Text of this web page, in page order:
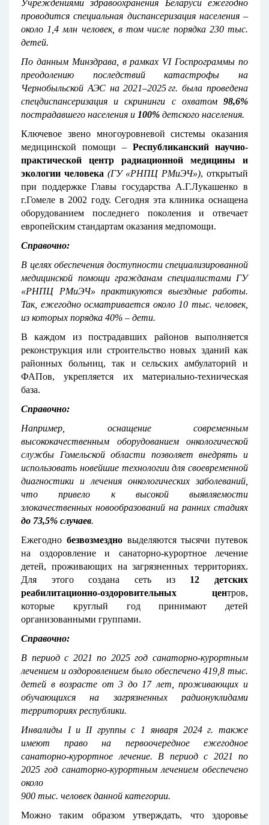
Учреждениями здравоохранения Беларуси ежегодно
проводится специальная диспансеризация населения –
около 1,4 млн человек, в том числе порядка 230 тыс.
детей.
По данным Минздрава, в рамках VI Госпрограммы по
преодолению последствий катастрофы на
Чернобыльской АЭС на 2021–2025 гг. была проведена
спецдиспансеризация и скрининги с охватом 98,6%
пострадавшего населения и 100% детского населения.
Ключевое звено многоуровневой системы оказания
медицинской помощи – Республиканский научно-
практической центр радиационной медицины и
экологии человека (ГУ «РНПЦ РМиЭЧ»), открытый
при поддержке Главы государства А.Г.Лукашенко в
г.Гомеле в 2002 году. Сегодня эта клиника оснащена
оборудованием последнего поколения и отвечает
европейским стандартам оказания медпомощи.
Справочно:
В целях обеспечения доступности специализированной
медицинской помощи гражданам специалистами ГУ
«РНПЦ РМиЭЧ» практикуются выездные работы.
Так, ежегодно осматривается около 10 тыс. человек,
из которых порядка 40% – дети.
В каждом из пострадавших районов выполняется
реконструкция или строительство новых зданий как
районных больниц, так и сельских амбулаторий и
ФАПов, укрепляется их материально-техническая
база.
Справочно:
Например, оснащение современным
высококачественным оборудованием онкологической
службы Гомельской области позволяет внедрять и
использовать новейшие технологии для своевременной
диагностики и лечения онкологических заболеваний,
что привело к высокой выявляемости
злокачественных новообразований на ранних стадиях
до 73,5% случаев.
Ежегодно безвозмездновыделяются тысячи путевок
на оздоровление и санаторно-курортное лечение
детей, проживающих на загрязненных территориях.
Для этого создана сеть из 12 детских
реабилитационно-оздоровительных центров,
которые круглый год принимают детей
организованными группами.
Справочно:
В период с 2021 по 2025 год санаторно-курортным
лечением и оздоровлением было обеспечено 419,8 тыс.
детей в возрасте от 3 до 17 лет, проживающих и
обучающихся на загрязненных радионуклидами
территориях республики.
Инвалиды I и II группы с 1 января 2024 г. также
имеют право на первоочередное ежегодное
санаторно-курортное лечение. В период с 2021 по
2025 год санаторно-курортным лечением обеспечено
около
900 тыс. человек данной категории.
Можно таким образом утверждать, что здоровье